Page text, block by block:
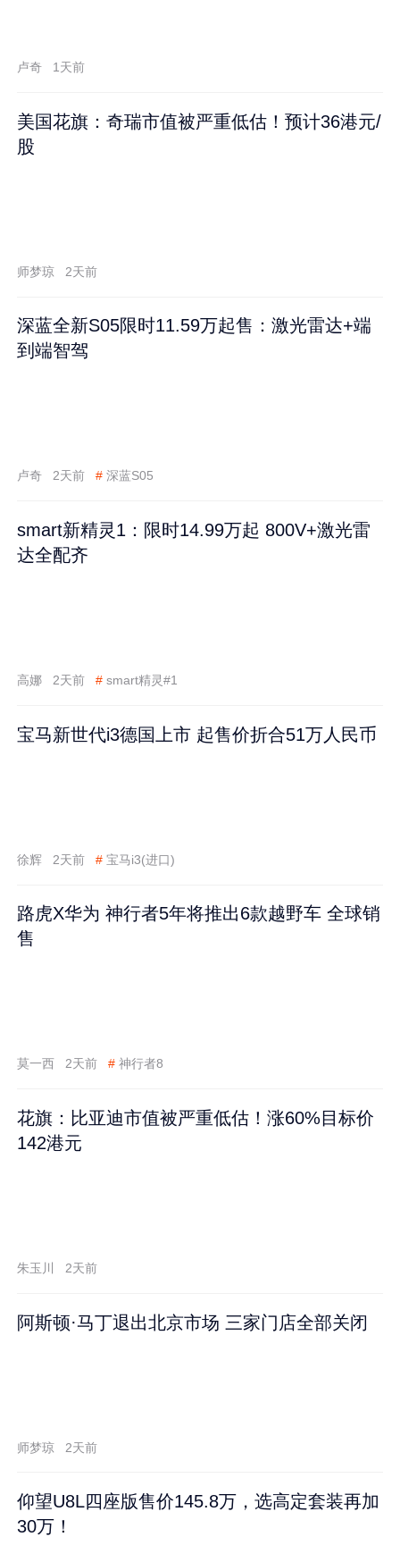
卢奇 1天前
美国花旗：奇瑞市值被严重低估！预计36港元/
股
师梦琼 2天前
深蓝全新S05限时11.59万起售：激光雷达+端
到端智驾
卢奇 2天前 # 深蓝S05
smart新精灵1：限时14.99万起 800V+激光雷
达全配齐
高娜 2天前 # smart精灵#1
宝马新世代i3德国上市 起售价折合51万人民币
徐辉 2天前 # 宝马i3(进口)
路虎X华为 神行者5年将推出6款越野车 全球销
售
莫一西 2天前 # 神行者8
花旗：比亚迪市值被严重低估！涨60%目标价
142港元
朱玉川 2天前
阿斯顿·马丁退出北京市场 三家门店全部关闭
师梦琼 2天前
仰望U8L四座版售价145.8万，选高定套装再加
30万！